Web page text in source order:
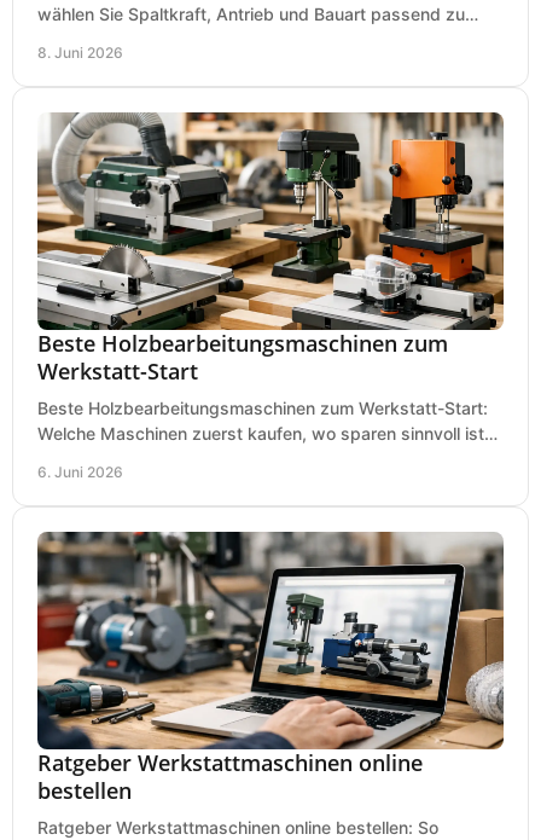
wählen Sie Spaltkraft, Antrieb und Bauart passend zu
8. Juni 2026
Beste Holzbearbeitungsmaschinen zum
Werkstatt-Start
Beste Holzbearbeitungsmaschinen zum Werkstatt-Start:
Welche Maschinen zuerst kaufen, wo sparen sinnvoll ist
6. Juni 2026
Ratgeber Werkstattmaschinen online
bestellen
Ratgeber Werkstattmaschinen online bestellen: So